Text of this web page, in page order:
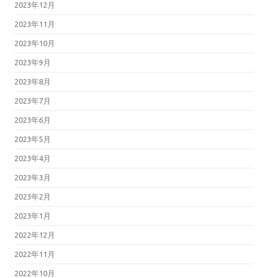
2023年12月
2023年11月
2023年10月
2023年9月
2023年8月
2023年7月
2023年6月
2023年5月
2023年4月
2023年3月
2023年2月
2023年1月
2022年12月
2022年11月
2022年10月